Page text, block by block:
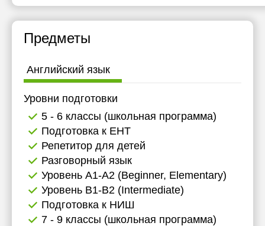
Предметы
Английский язык
Уровни подготовки
5 - 6 классы (школьная программа)
Подготовка к ЕНТ
Репетитор для детей
Разговорный язык
Уровень А1-А2 (Beginner, Elementary)
Уровень B1-B2 (Intermediate)
Подготовка к НИШ
7 - 9 классы (школьная программа)